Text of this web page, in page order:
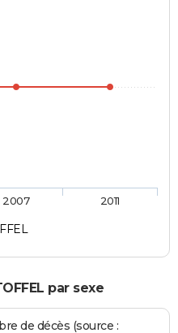
2007 2011
par sexe
de décès (source :